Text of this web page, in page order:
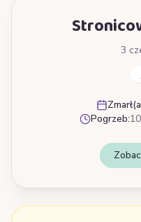
3
Pogrzeb: